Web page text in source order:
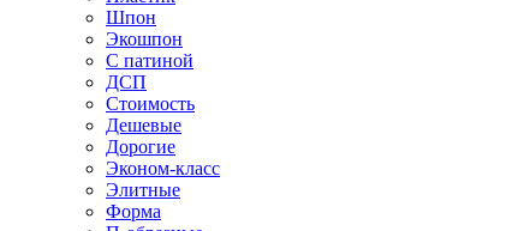
Шпон
Экошпон
С патиной
ДСП
Стоимость
Дешевые
Дорогие
Эконом-класс
Элитные
Форма